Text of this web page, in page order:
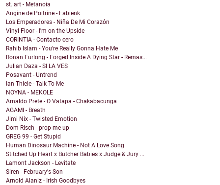
st. art - Metanoia
Angine de Poitrine - Fabienk
Los Emperadores - Niña De Mi Corazón
Vinyl Floor - I'm on the Upside
CORINTIA - Contacto cero
Rahib Islam - You're Really Gonna Hate Me
Ronan Furlong - Forged Inside A Dying Star - Remas...
Julian Daza - SI LA VES
Posavant - Untrend
Ian Thiele - Talk To Me
NOYNA - MEKOLE
Arnaldo Prete - O Vatapa - Chakabacunga
AGAMI - Breath
Jimi Nix - Twisted Emotion
Dom Risch - prop me up
GREG 99 - Get Stupid
Human Dinosaur Machine - Not A Love Song
Stitched Up Heart x Butcher Babies x Judge & Jury ...
Lamont Jackson - Levitate
Siren - February's Son
Arnold Alaniz - Irish Goodbyes